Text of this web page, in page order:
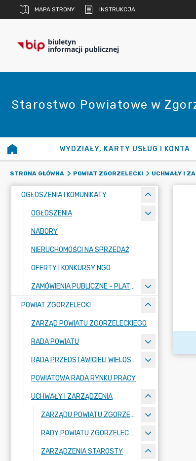
MAPA STRONY INSTRUKCJA
biuletyn
informacji publicznej
Starostwo Powiatowe w
WYDZIAŁY, KARTY USŁUG I KONTA
STRONA GŁÓWNA POWIAT ZGORZELECKI UCHWAŁY I
OGŁOSZENIA I KOMUNIKATY
OGŁOSZENIA
NABORY
NIERUCHOMOŚCI NA SPRZEDAŻ
OFERTY I KONKURSY NGO
ZAMÓWIENIA PUBLICZNE - PLATFORMA ZAKUPOWA
POWIAT ZGORZELECKI
ZARZĄD POWIATU ZGORZELECKIEGO
RADA POWIATU
RADA PRZEDSTAWICIELI WIELOSPECJALISTYCZNEGO ZESPOŁU OPIEKI ZDROWOTNEJ "BOLESŁAWIEC-ZGORZELEC" SAMODZIELNEGO PUBLICZNEGO ZAKŁADU OPIEKI ZDROWOTNEJ
POWIATOWA RADA RYNKU PRACY
UCHWAŁY I ZARZĄDZENIA
ZARZĄDU POWIATU ZGORZELECKIEGO
RADY POWIATU ZGORZELECKIEGO
ZARZĄDZENIA STAROSTY